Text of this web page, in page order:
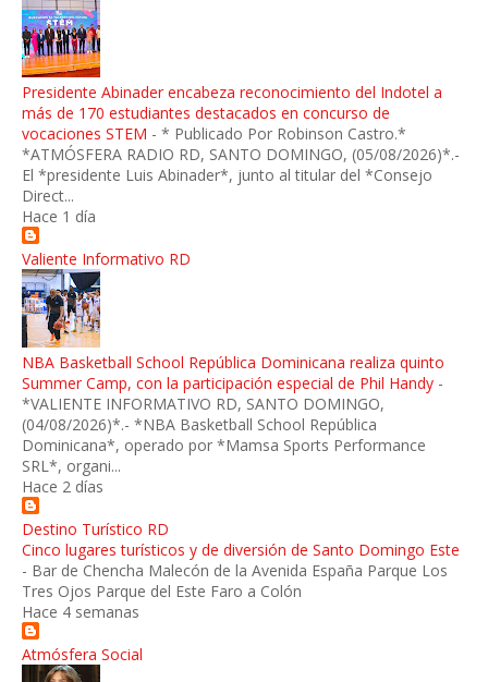
Presidente Abinader encabeza reconocimiento del Indotel a
más de 170 estudiantes destacados en concurso de
vocaciones STEM - * Publicado Por Robinson Castro.*
*ATMÓSFERA RADIO RD, SANTO DOMINGO, (05/08/2026)*.-
El *presidente Luis Abinader*, junto al titular del *Consejo
Direct...
Hace 1 día
Valiente Informativo RD
NBA Basketball School República Dominicana realiza quinto
Summer Camp, con la participación especial de Phil Handy -
*VALIENTE INFORMATIVO RD, SANTO DOMINGO,
(04/08/2026)*.- *NBA Basketball School República
Dominicana*, operado por *Mamsa Sports Performance
SRL*, organi...
Hace 2 días
Destino Turístico RD
Cinco lugares turísticos y de diversión de Santo Domingo Este
- Bar de Chencha Malecón de la Avenida España Parque Los
Tres Ojos Parque del Este Faro a Colón
Hace 4 semanas
Atmósfera Social